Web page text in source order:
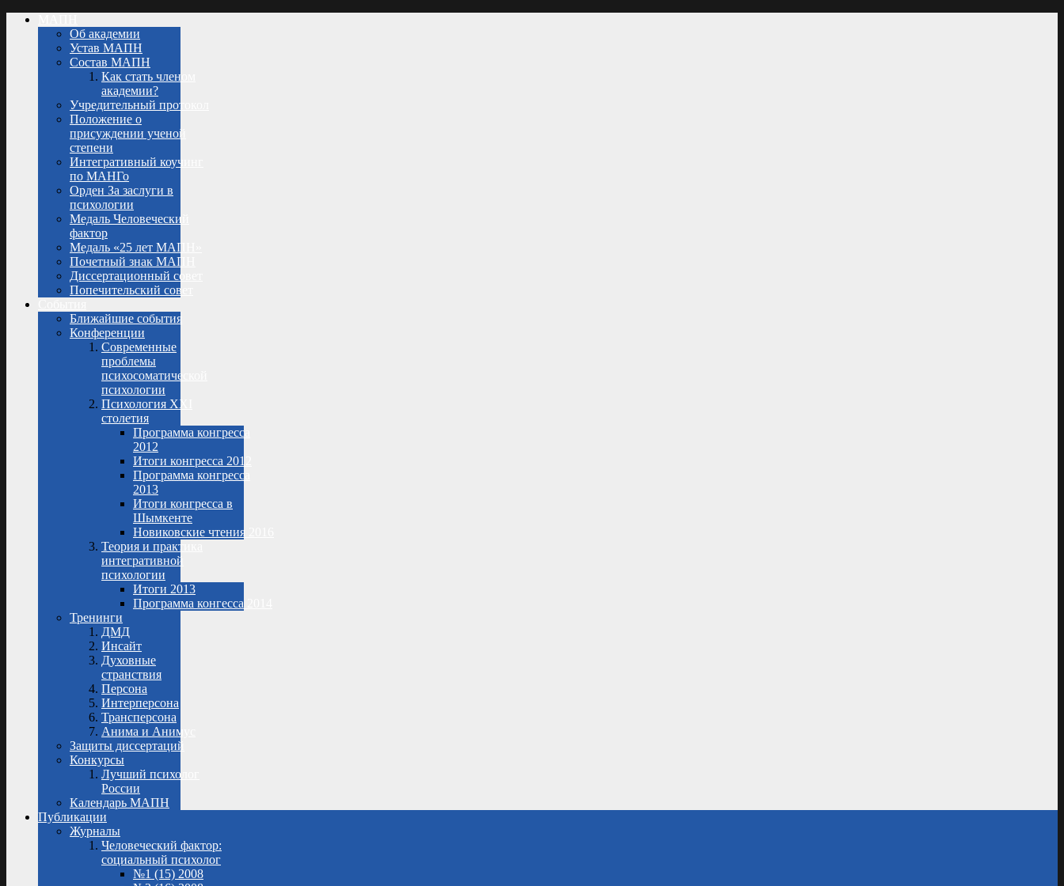
Об академии
Устав МАПН
Состав МАПН
Как стать членом
академии?
Учредительный протокол
Положение о
присуждении ученой
степени
Интегративный коучинг
по МАНГо
Орден За заслуги в
психологии
Медаль Человеческий
фактор
Медаль «25 лет МАПН»
Почетный знак МАПН
Диссертационный совет
Попечительский совет
Ближайшие события
Конференции
Современные
проблемы
психосоматической
психологии
Психология XXI
столетия
Программа конгресса
2012
Итоги конгресса 2012
Программа конгресса
2013
Итоги конгресса в
Шымкенте
Новиковские чтения 2016
Теория и практика
интегративной
психологии
Итоги 2013
Программа конгесса 2014
Тренинги
ДМД
Инсайт
Духовные
странствия
Персона
Интерперсона
Трансперсона
Анима и Анимус
Защиты диссертаций
Конкурсы
Лучший психолог
России
Календарь МАПН
Публикации
Журналы
Человеческий фактор:
социальный психолог
№1 (15) 2008